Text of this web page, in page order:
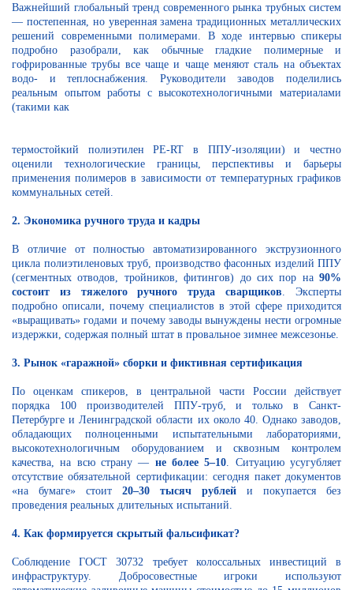
Важнейший глобальный тренд современного рынка трубных систем
— постепенная, но уверенная замена традиционных металлических
решений современными полимерами. В ходе интервью спикеры
подробно разобрали, как обычные гладкие полимерные и
гофрированные трубы все чаще и чаще меняют сталь на объектах
водо- и теплоснабжения. Руководители заводов поделились
реальным опытом работы с высокотехнологичными материалами
(такими как
термостойкий полиэтилен PE-RT в ППУ-изоляции) и честно
оценили технологические границы, перспективы и барьеры
применения полимеров в зависимости от температурных графиков
коммунальных сетей.
2. Экономика ручного труда и кадры
В отличие от полностью автоматизированного экструзионного
цикла полиэтиленовых труб, производство фасонных изделий ППУ
(сегментных отводов, тройников, фитингов) до сих пор на 90%
состоит из тяжелого ручного труда сварщиков . Эксперты
подробно описали, почему специалистов в этой сфере приходится
«выращивать» годами и почему заводы вынуждены нести огромные
издержки, содержая полный штат в провальное зимнее межсезонье.
3. Рынок «гаражной» сборки и фиктивная сертификация
По оценкам спикеров, в центральной части России действует
порядка 100 производителей ППУ-труб, и только в Санкт-
Петербурге и Ленинградской области их около 40. Однако заводов,
обладающих полноценными испытательными лабораториями,
высокотехнологичным оборудованием и сквозным контролем
качества, на всю страну — не более 5–10 . Ситуацию усугубляет
отсутствие обязательной сертификации: сегодня пакет документов
«на бумаге» стоит 20–30 тысяч рублей и покупается без
проведения реальных длительных испытаний.
4. Как формируется скрытый фальсификат?
Соблюдение ГОСТ 30732 требует колоссальных инвестиций в
инфраструктуру. Добросовестные игроки используют